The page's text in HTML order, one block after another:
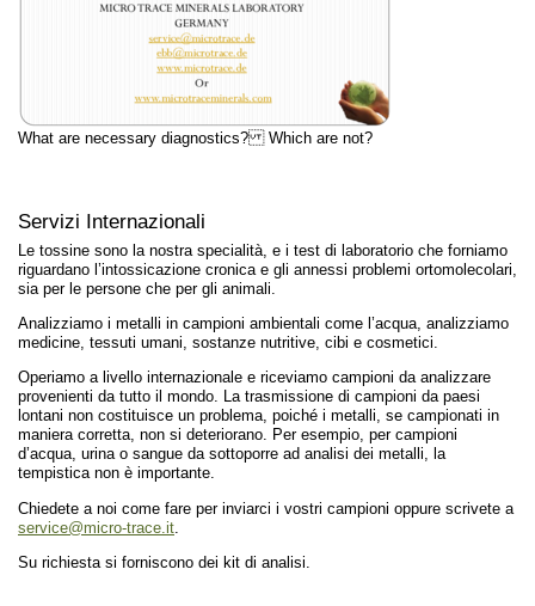
What are necessary diagnostics? Which are not?
Servizi Internazionali
Le tossine sono la nostra specialità, e i test di laboratorio che forniamo
riguardano l’intossicazione cronica e gli annessi problemi ortomolecolari,
sia per le persone che per gli animali.
Analizziamo i metalli in campioni ambientali come l’acqua, analizziamo
medicine, tessuti umani, sostanze nutritive, cibi e cosmetici.
Operiamo a livello internazionale e riceviamo campioni da analizzare
provenienti da tutto il mondo. La trasmissione di campioni da paesi
lontani non costituisce un problema, poiché i metalli, se campionati in
maniera corretta, non si deteriorano. Per esempio, per campioni
d’acqua, urina o sangue da sottoporre ad analisi dei metalli, la
tempistica non è importante.
Chiedete a noi come fare per inviarci i vostri campioni oppure scrivete a
service@micro-trace.it
Su richiesta si forniscono dei kit di analisi.